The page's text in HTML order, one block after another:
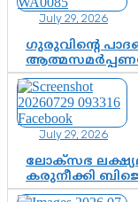
July 29, 2026
ഗുരുവിന്റെ
മാതാ
ആഘോഷം
July 29, 2026
ലോക്സഭ
കരുനീക്കി
മണ്ഡലങ്ങളിൽ